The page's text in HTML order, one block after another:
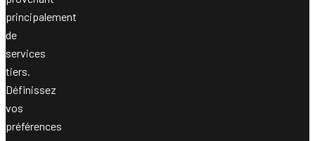
principalement
de
services
tiers.
Définissez
vos
préférences